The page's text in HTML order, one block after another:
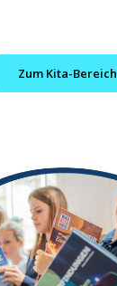
Zum Kita-Bereich